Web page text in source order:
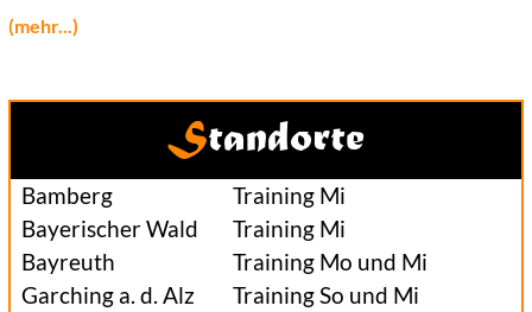
(mehr...)
Standorte
Bamberg
Training Mi
Bayerischer Wald
Training Mi
Bayreuth
Training Mo und Mi
Garching a. d. Alz
Training So und Mi